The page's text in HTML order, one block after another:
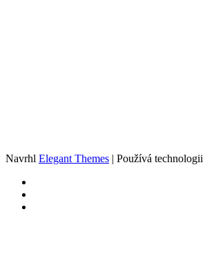
Navrhl Elegant Themes | Používá technologii